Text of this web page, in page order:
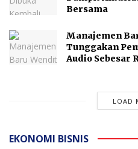
Bersama
Manajemen
Tunggakan
Audio Sebesar
LOAD
EKONOMI BISNIS